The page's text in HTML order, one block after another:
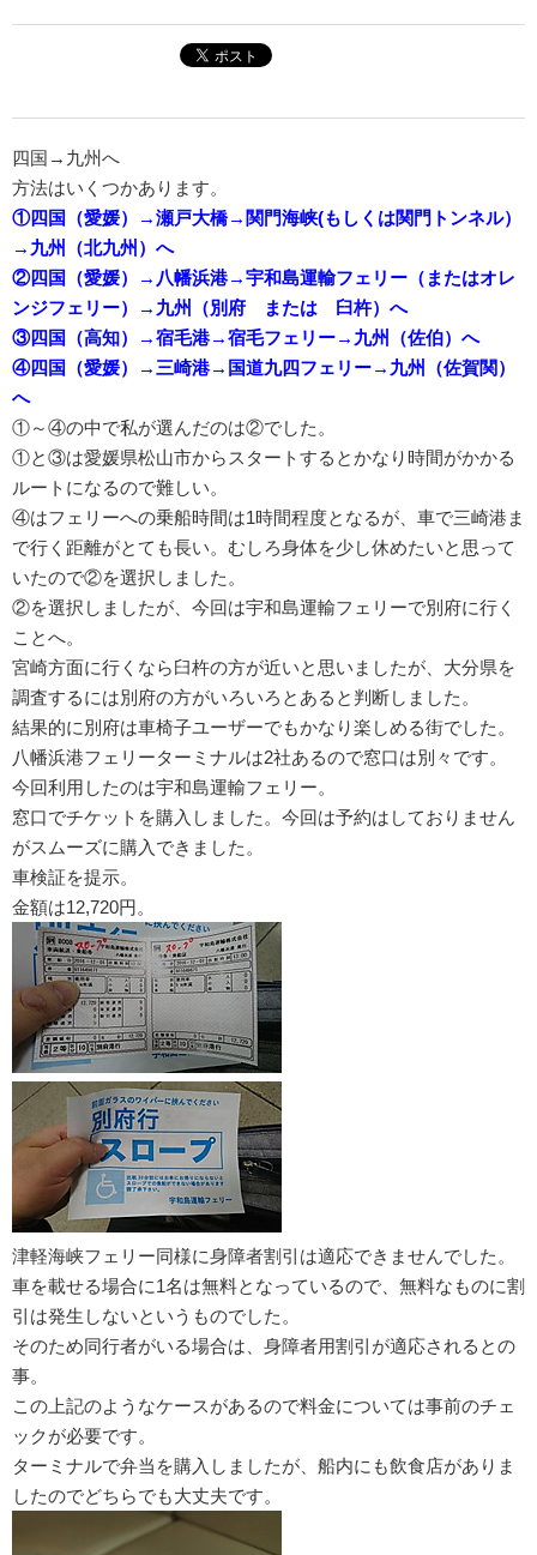
四国→九州へ
方法はいくつかあります。
①四国（愛媛）→瀬戸大橋→関門海峡(もしくは関門トンネル）
→九州（北九州）へ
②四国（愛媛）→八幡浜港→宇和島運輸フェリー（またはオレ
ンジフェリー）→九州（別府 または 臼杵）へ
③四国（高知）→宿毛港→宿毛フェリー→九州（佐伯）へ
④四国（愛媛）→三崎港→国道九四フェリー→九州（佐賀関）
へ
①～④の中で私が選んだのは②でした。
①と③は愛媛県松山市からスタートするとかなり時間がかかる
ルートになるので難しい。
④はフェリーへの乗船時間は1時間程度となるが、車で三崎港ま
で行く距離がとても長い。むしろ身体を少し休めたいと思って
いたので②を選択しました。
②を選択しましたが、今回は宇和島運輸フェリーで別府に行く
ことへ。
宮崎方面に行くなら臼杵の方が近いと思いましたが、大分県を
調査するには別府の方がいろいろとあると判断しました。
結果的に別府は車椅子ユーザーでもかなり楽しめる街でした。
八幡浜港フェリーターミナルは2社あるので窓口は別々です。
今回利用したのは宇和島運輸フェリー。
窓口でチケットを購入しました。今回は予約はしておりません
がスムーズに購入できました。
車検証を提示。
金額は12,720円。
津軽海峡フェリー同様に身障者割引は適応できませんでした。
車を載せる場合に1名は無料となっているので、無料なものに割
引は発生しないというものでした。
そのため同行者がいる場合は、身障者用割引が適応されるとの
事。
この上記のようなケースがあるので料金については事前のチェ
ックが必要です。
ターミナルで弁当を購入しましたが、船内にも飲食店がありま
したのでどちらでも大丈夫です。